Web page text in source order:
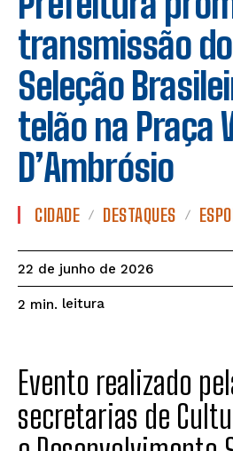
transmissão
Seleção
telão na Praça
D’Ambrósio
CIDADE DESTAQUES
22 de junho de 2026
2 min. leitura
Evento realizado
secretarias de